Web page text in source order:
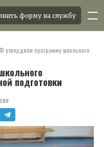
форму на службу
утвердили программу школьного
подготовки